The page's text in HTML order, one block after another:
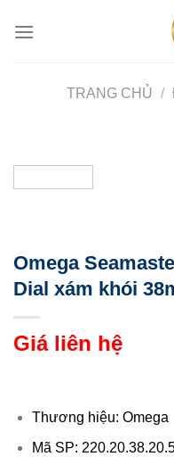
TRANG CHỦ /
Omega
Dial xám khói
Giá liên hệ
Thương hiệu: Omega
Mã SP: